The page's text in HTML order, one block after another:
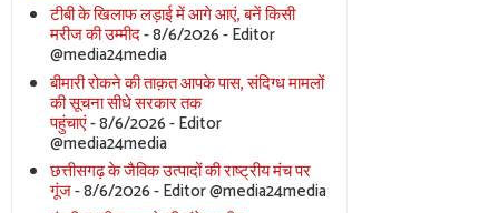
टीबी के खिलाफ लड़ाई में आगे आएं, बनें किसी
मरीज की उम्मीद- 8/6/2026- Editor
@media24media
बीमारी रोकने की ताक़त आपके पास, संदिग्ध मामलों
की सूचना सीधे सरकार तक
पहुंचाएं- 8/6/2026- Editor
@media24media
छत्तीसगढ़ के जैविक उत्पादों की राष्ट्रीय मंच पर
गूंज- 8/6/2026- Editor @media24media